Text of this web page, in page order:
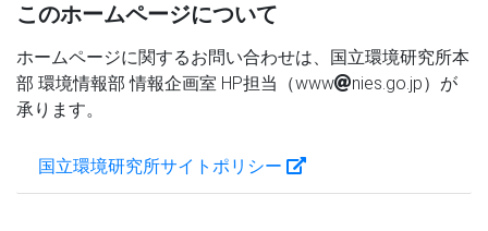
このホームページについて
ホームページに関するお問い合わせは、国立環境研究所本
部 環境情報部 情報企画室 HP担当（www
nies.go.jp）が
承ります。
国立環境研究所サイトポリシー